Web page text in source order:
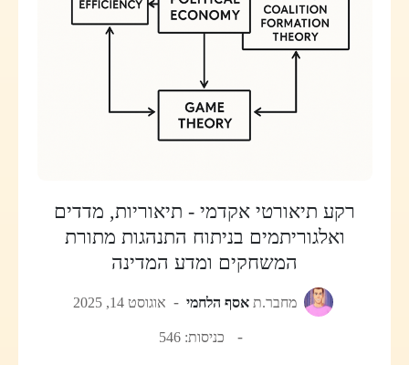
רקע תיאורטי אקדמי - תיאוריות, מדדים
ואלגוריתמים בניתוח התנהגות מתורת
המשחקים ומדע המדינה
מחבר.ת אסף הלחמי אוגוסט 14, 2025
כניסות: 546